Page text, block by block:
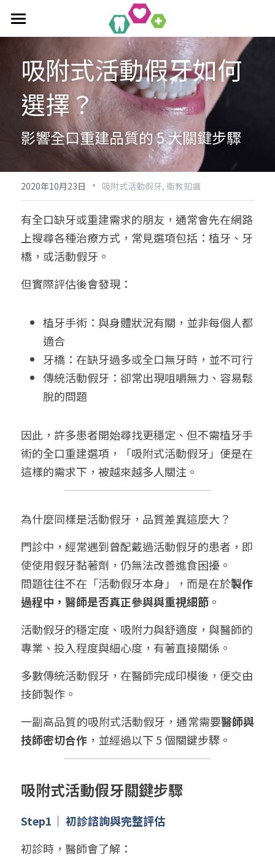
首頁
全口重建療程
單科/多顆植牙療程
All-On-4/6一日全口重建
覆蓋性義齒
數位導引植牙
吸附式活動假牙
作品集
吸附式假牙作品集
植牙相關作品集
醫療新知
聯絡均潔
吸附式活動假牙如何
選擇？
影響全口重建品質的 5 大關鍵步驟
2020年10月23日 · 吸附式活動假牙, 衛教知識
有全口缺牙或重建需求的朋友，通常會先在網路
上搜尋各種治療方式，常見選項包括：植牙、牙
橋，或活動假牙。
但實際評估後會發現：
植牙手術：與身體狀況有關，並非每個人都
適合
牙橋：在缺牙過多或全口無牙時，並不可行
傳統活動假牙：卻常出現咀嚼無力、容易鬆
脫的問題
因此，許多患者開始尋找更穩定、但不需植牙手
術的全口重建選項，「吸附式活動假牙」便是在
這樣的需求下，被越來越多人關注。
為什麼同樣是活動假牙，品質差異這麼大？
門診中，經常遇到曾配戴過活動假牙的患者，即
使使用假牙黏著劑，仍無法改善進食困擾。
問題往往不在「活動假牙本身」，而是在於製作
過程中，醫師是否真正參與與重視細節 。
活動假牙的穩定度、吸附力與舒適度，與醫師的
專業、投入程度與細心度，有著直接關係。
多數傳統活動假牙，在醫師完成印模後，便交由
技師製作。
一副高品質的吸附式活動假牙，通常需要醫師與
技師密切合作 ，並經過以下 5 個關鍵步驟。
吸附式活動假牙關鍵步驟
Step1 ｜ 初診諮詢與完整評估
初診時，醫師會了解：